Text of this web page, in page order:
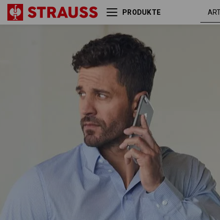
PRODUKTE
e.s. Business Hemd cotton